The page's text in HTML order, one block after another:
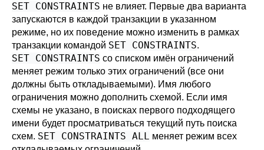
SET CONSTRAINTS не влияет. Первые два варианта
запускаются в каждой транзакции в указанном
режиме, но их поведение можно изменить в рамках
транзакции командой SET CONSTRAINTS.
SET CONSTRAINTS со списком имён ограничений
меняет режим только этих ограничений (все они
должны быть откладываемыми). Имя любого
ограничения можно дополнить схемой. Если имя
схемы не указано, в поисках первого подходящего
имени будет просматриваться текущий путь поиска
схем. SET CONSTRAINTS ALL меняет режим всех